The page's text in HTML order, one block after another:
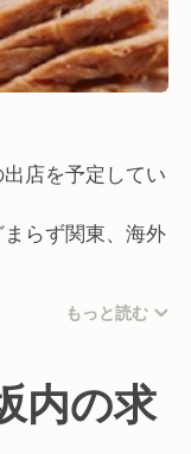
店を予定してい
らず関東、海外
ております。
マニュアルなど
全て整っており
もっと読む
内の求